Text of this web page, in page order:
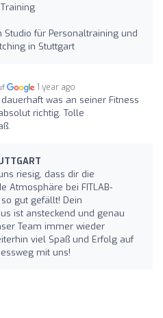
Studio für Personaltraining und
in Stuttgart
1 year ago
was an seiner Fitness
richtig. Tolle
riesig, dass dir die
Atmosphäre bei FITLAB-
so gut gefällt! Dein
ist ansteckend und genau
Team immer wieder
viel Spaß und Erfolg auf
mit uns!